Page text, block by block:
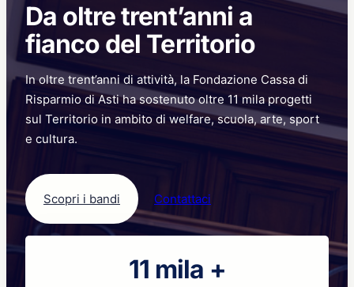
non
il
potenziale
dei
giovani
Da oltre trent’anni a
fianco del Territorio
In oltre trent’anni di attività, la Fondazione Cassa di
Risparmio di Asti ha sostenuto oltre 11 mila progetti
sul Territorio in ambito di welfare, scuola, arte, sport
e cultura.
Scopri i bandi Contattaci
11 mila +